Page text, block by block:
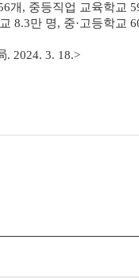
, 중등직업 교육학교
8.3만 명, 중·고등학교
. 2024. 3. 18.>